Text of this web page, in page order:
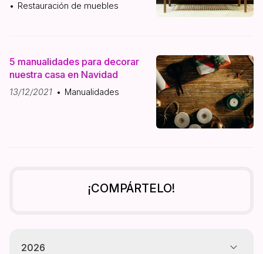
Restauración de muebles
5 manualidades para decorar
nuestra casa en Navidad
13/12/2021 Manualidades
¡COMPÁRTELO!
2026